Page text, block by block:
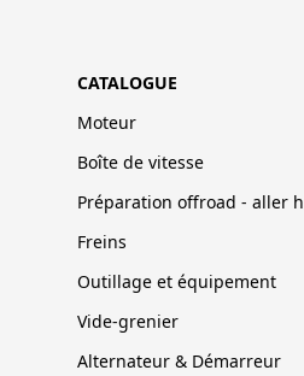
CATALOGUE
Moteur
Boîte de vitesse
Freins
Outillage et équipement
Vide-grenier
Alternateur & Démarreur